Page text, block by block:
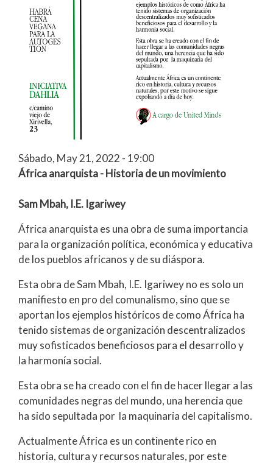
Sábado, May 21, 2022 - 19:00
África anarquista - Historia de un movimiento
Sam Mbah, I.E. Igariwey
África anarquista es una obra de suma importancia
para la organización política, económica y educativa
de los pueblos africanos y de su diáspora.
Esta obra de Sam Mbah, I.E. Igariwey no es solo un
manifiesto en pro del comunalismo, sino que se
aportan los ejemplos históricos de como África ha
tenido sistemas de organización descentralizados
muy sofisticados beneficiosos para el desarrollo y
la harmonía social.
Esta obra se ha creado con el fin de hacer llegar a las
comunidades negras del mundo, una herencia que
ha sido sepultada por la maquinaria del capitalismo.
Actualmente África es un continente rico en
historia, cultura y recursos naturales, por este